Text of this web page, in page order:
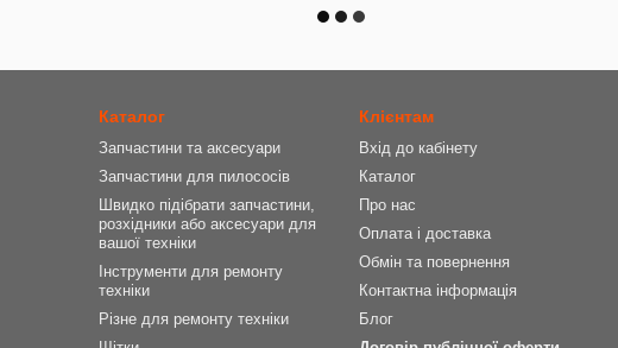
Каталог
Запчастини та аксесуари
Запчастини для пилососів
Швидко підібрати запчастини,
розхідники або аксесуари для
вашої техніки
Інструменти для ремонту
техніки
Різне для ремонту техніки
Клієнтам
Вхід до кабінету
Каталог
Про нас
Оплата і доставка
Обмін та повернення
Контактна інформація
Блог